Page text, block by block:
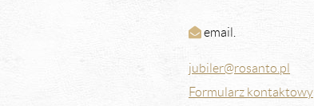
email.
jubiler@rosanto.pl
Formularz kontaktowy